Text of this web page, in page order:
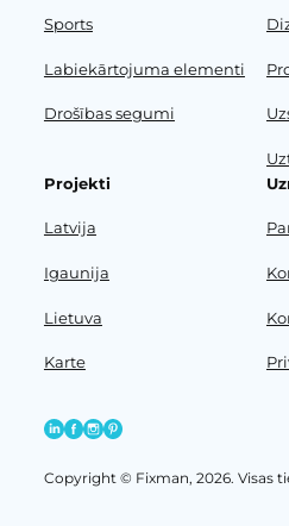
Sports
Labiekārtojuma elementi
Drošības segumi
Projekti
Latvija
Igaunija
Lietuva
Karte
Copyright © Fixman, 2026. Visas